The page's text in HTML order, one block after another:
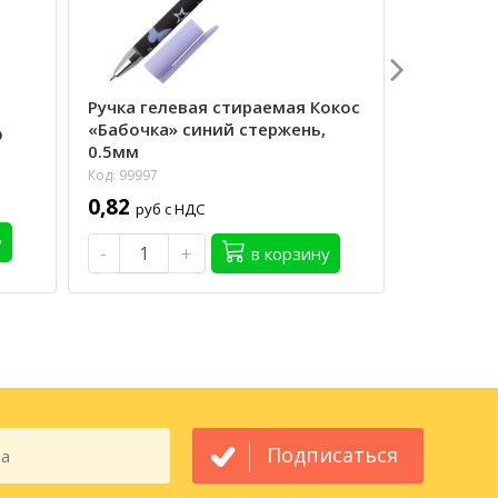
Ручка гелевая стираемая Кокос
«Бабочка» синий стержень,
0.5мм
Код: 99997
0,82 руб с НДС
- + в корзину
Подписаться